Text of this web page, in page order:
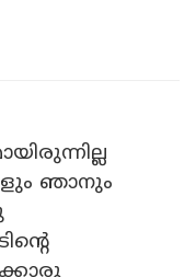
ഞാനും